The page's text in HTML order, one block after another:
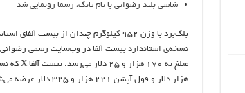
شاسی‌ بلند رضوانی با نام تانک، رسما رونمایی شد
هزار دلار و فول آپشن ۲۲۱ هزار و ۳۲۵ دلار عرضه می‌شود.